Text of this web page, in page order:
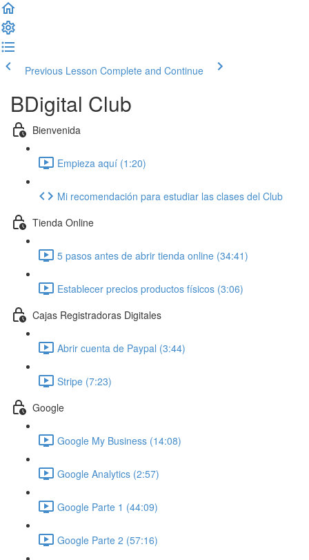
Previous Lesson Complete and Continue
BDigital Club
Bienvenida
Empieza aquí (1:20)
Mi recomendación para estudiar las clases del Club
Tienda Online
5 pasos antes de abrir tienda online (34:41)
Establecer precios productos físicos (3:06)
Cajas Registradoras Digitales
Abrir cuenta de Paypal (3:44)
Stripe (7:23)
Google
Google My Business (14:08)
Google Analytics (2:57)
Google Parte 1 (44:09)
Google Parte 2 (57:16)